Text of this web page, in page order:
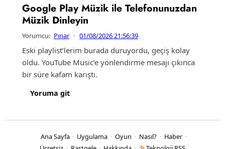
Google Play Müzik ile Telefonunuzdan
Müzik Dinleyin
Yorumcu: Pınar · 01/08/2026 21:56:39
Eski playlist’lerim burada duruyordu, geçiş kolay
oldu. YouTube Music’e yönlendirme mesajı çıkınca
bir süre kafam karıştı.
Yoruma git
Ana Sayfa · Uygulama · Oyun · Nasıl? · Haber ·